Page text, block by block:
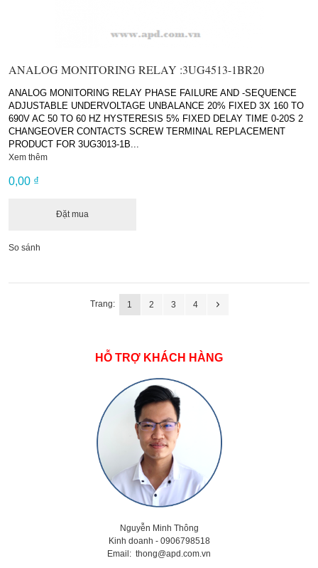
ANALOG MONITORING RELAY :3UG4513-1BR20
ANALOG MONITORING RELAY PHASE FAILURE AND -SEQUENCE
ADJUSTABLE UNDERVOLTAGE UNBALANCE 20% FIXED 3X 160 TO
690V AC 50 TO 60 HZ HYSTERESIS 5% FIXED DELAY TIME 0-20S 2
CHANGEOVER CONTACTS SCREW TERMINAL REPLACEMENT
PRODUCT FOR 3UG3013-1B...
Xem thêm
0,00 ₫
Đặt mua
So sánh
Trang: 1 2 3 4
HỖ TRỢ KHÁCH HÀNG
Nguyễn Minh Thông
Kinh doanh - 0906798518
Email: thong@apd.com.vn